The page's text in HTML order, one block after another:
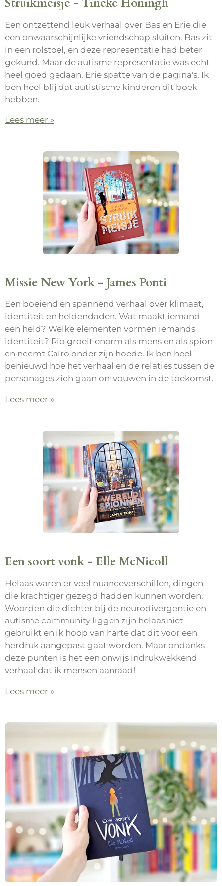
Struikmeisje - Tineke Honingh
Een ontzettend leuk verhaal over Bas en Erie die
een onwaarschijnlijke vriendschap sluiten. Bas zit
in een rolstoel, en deze representatie had beter
gekund. Maar de autisme representatie was echt
heel goed gedaan. Erie spatte van de pagina's. Ik
ben heel blij dat autistische kinderen dit boek
hebben.
Lees meer »
Missie New York - James Ponti
Een boeiend en spannend verhaal over klimaat,
identiteit en heldendaden. Wat maakt iemand
een held? Welke elementen vormen iemands
identiteit? Rio groeit enorm als mens en als spion
en neemt Caïro onder zijn hoede. Ik ben heel
benieuwd hoe het verhaal en de relaties tussen de
personages zich gaan ontvouwen in de toekomst.
Lees meer »
Een soort vonk - Elle McNicoll
Helaas waren er veel nuanceverschillen, dingen
die krachtiger gezegd hadden kunnen worden.
Woorden die dichter bij de neurodivergentie en
autisme community liggen zijn helaas niet
gebruikt en ik hoop van harte dat dit voor een
herdruk aangepast gaat worden. Maar ondanks
deze punten is het een onwijs indrukwekkend
verhaal dat ik mensen aanraad!
Lees meer »